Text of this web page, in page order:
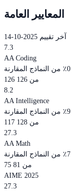
المعايير العامة
آخر تقييم 2025-10-14
7.3
AA Coding
126 من 126
8.2
AA Intelligence
117 من 128
27.3
AA Math
75 من 81
AIME 2025
27.3